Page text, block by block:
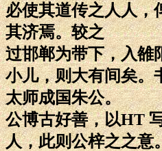
必使其道传之人人，
其济焉。较之
过邯郸为带下，入雒
小儿，则大有间矣。
太师成国朱公。
公博古好善，以HT
人，此则公梓之之意